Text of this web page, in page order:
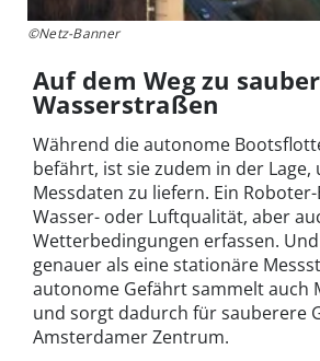
©Netz-Banner
Auf dem Weg zu
Wasserstraßen
Während die autonome
befährt, ist sie zudem in der
Messdaten zu liefern. Ein
Wasser- oder Luftqualität, aber
Wetterbedingungen erfassen.
genauer als eine stationäre
autonome Gefährt sammelt auch
und sorgt dadurch für sauberere
Amsterdamer Zentrum.